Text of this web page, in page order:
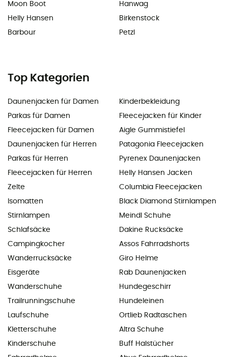
Moon Boot
Helly Hansen
Barbour
Hanwag
Birkenstock
Petzl
Top Kategorien
Daunenjacken für Damen
Parkas für Damen
Fleecejacken für Damen
Daunenjacken für Herren
Parkas für Herren
Fleecejacken für Herren
Zelte
Isomatten
Stirnlampen
Schlafsäcke
Campingkocher
Wanderrucksäcke
Eisgeräte
Wanderschuhe
Trailrunningschuhe
Laufschuhe
Kletterschuhe
Kinderschuhe
Kinderbekleidung
Fleecejacken für Kinder
Aigle Gummistiefel
Patagonia Fleecejacken
Pyrenex Daunenjacken
Helly Hansen Jacken
Columbia Fleecejacken
Black Diamond Stirnlampen
Meindl Schuhe
Dakine Rucksäcke
Assos Fahrradshorts
Giro Helme
Rab Daunenjacken
Hundegeschirr
Hundeleinen
Ortlieb Radtaschen
Altra Schuhe
Buff Halstücher